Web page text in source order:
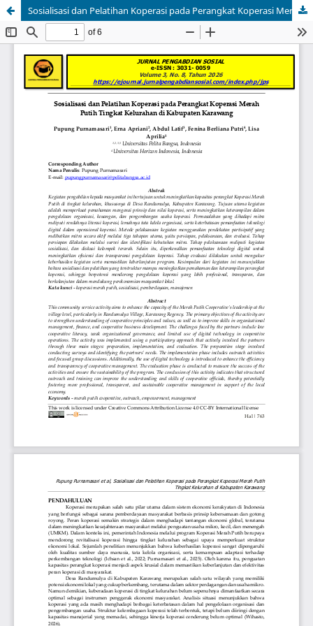
Sosialisasi dan Pelatihan Koperasi pada Perangkat Koperasi Merah Putih Tingkat Kelurahan di Kabupaten Karawang